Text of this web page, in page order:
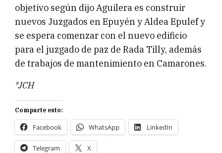
objetivo según dijo Aguilera es construir
nuevos Juzgados en Epuyén y Aldea Epulef y
se espera comenzar con el nuevo edificio
para el juzgado de paz de Rada Tilly, además
de trabajos de mantenimiento en Camarones.
*JCH
Comparte esto:
Facebook WhatsApp LinkedIn
Telegram X